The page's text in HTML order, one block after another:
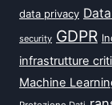
data privacy
security GDPR
infrastrutture
Machine